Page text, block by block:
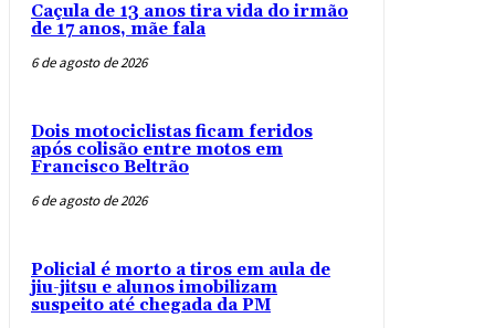
Caçula de 13 anos tira vida do irmão
de 17 anos, mãe fala
6 de agosto de 2026
Dois motociclistas ficam feridos
após colisão entre motos em
Francisco Beltrão
6 de agosto de 2026
Policial é morto a tiros em aula de
jiu-jitsu e alunos imobilizam
suspeito até chegada da PM